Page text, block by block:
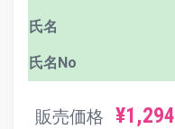
氏名
氏名No
販売価格 ¥1,294